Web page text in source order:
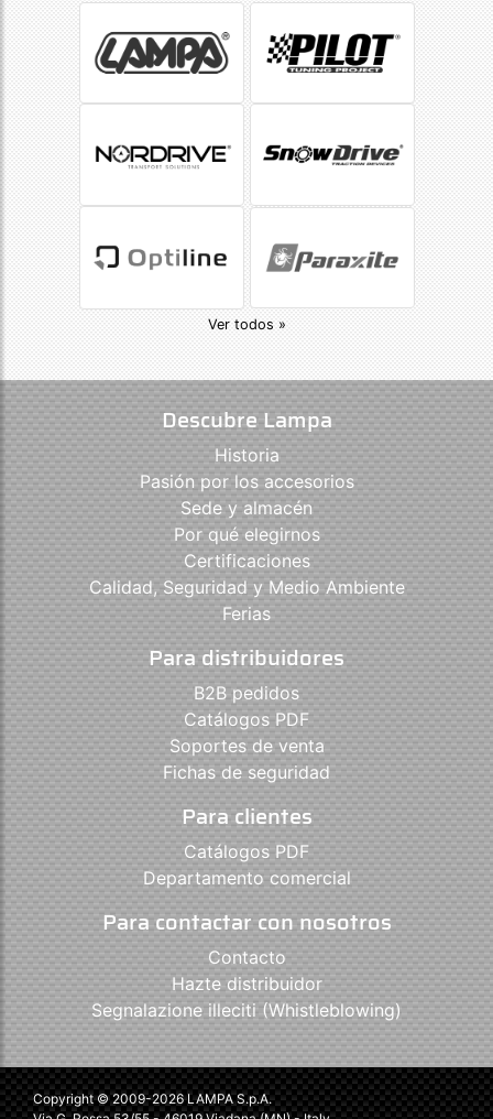
Ver todos »
Descubre Lampa
Historia
Pasión por los accesorios
Sede y almacén
Por qué elegirnos
Certificaciones
Calidad, Seguridad y Medio Ambiente
Ferias
Para distribuidores
B2B pedidos
Catálogos PDF
Soportes de venta
Fichas de seguridad
Para clientes
Catálogos PDF
Departamento comercial
Para contactar con nosotros
Contacto
Hazte distribuidor
Segnalazione illeciti (Whistleblowing)
Copyright © 2009-2026 LAMPA S.p.A.